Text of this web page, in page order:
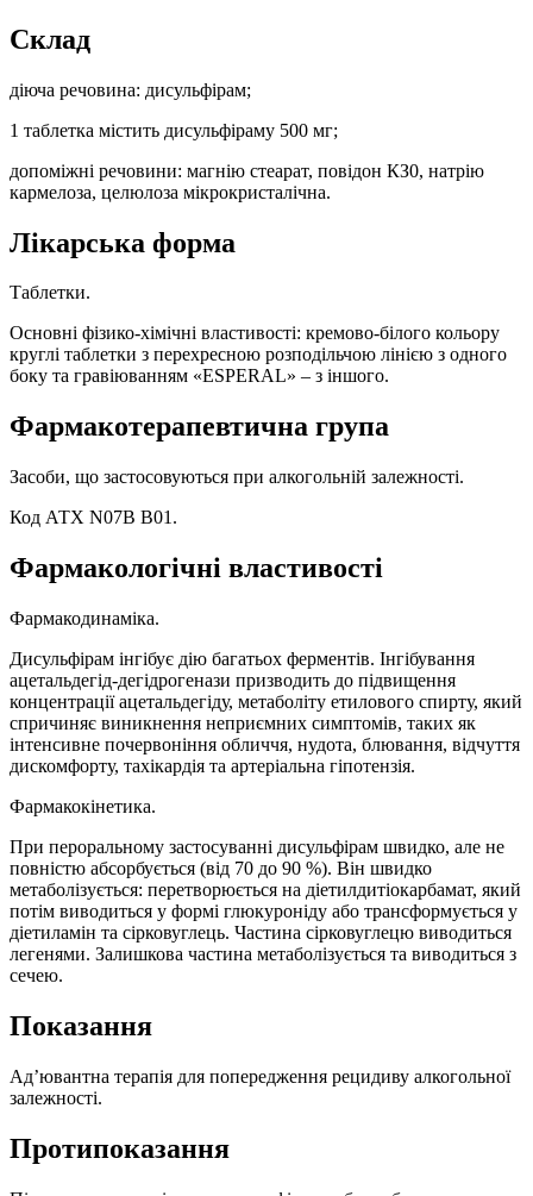
Склад
діюча речовина: дисульфірам;
1 таблетка містить дисульфіраму 500 мг;
допоміжні речовини: магнію стеарат, повідон КЗ0, натрію
кармелоза, целюлоза мікрокристалічна.
Лікарська форма
Таблетки.
Основні фізико-хімічні властивості: кремово-білого кольору
круглі таблетки з перехресною розподільчою лінією з одного
боку та гравіюванням «ЕSРЕRАL» – з іншого.
Фармакотерапевтична група
Засоби, що застосовуються при алкогольній залежності.
Код АТХ N07B B01.
Фармакологічні властивості
Фармакодинаміка.
Дисульфірам інгібує дію багатьох ферментів. Інгібування
ацетальдегід-дегідрогенази призводить до підвищення
концентрації ацетальдегіду, метаболіту етилового спирту, який
спричиняє виникнення неприємних симптомів, таких як
інтенсивне почервоніння обличчя, нудота, блювання, відчуття
дискомфорту, тахікардія та артеріальна гіпотензія.
Фармакокінетика.
При пероральному застосуванні дисульфірам швидко, але не
повністю абсорбується (від 70 до 90 %). Він швидко
метаболізується: перетворюється на діетилдитіокарбамат, який
потім виводиться у формі глюкуроніду або трансформується у
діетиламін та сірковуглець. Частина сірковуглецю виводиться
легенями. Залишкова частина метаболізується та виводиться з
сечею.
Показання
Ад’ювантна терапія для попередження рецидиву алкогольної
залежності.
Протипоказання